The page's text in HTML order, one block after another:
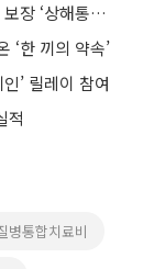
하나손해보험 운전자보험, 업계 최다 수준 보장 ‘상해통합치료비’ 담보 신설
‘한 끼의 약속’
’ 릴레이 참여
적
병통합치료비